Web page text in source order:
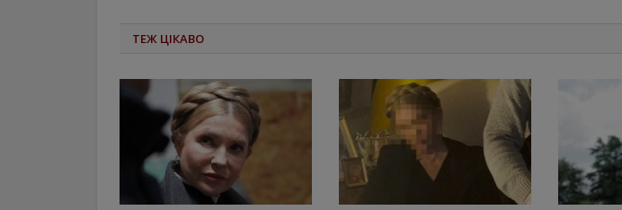
ТЕЖ ЦІКАВО